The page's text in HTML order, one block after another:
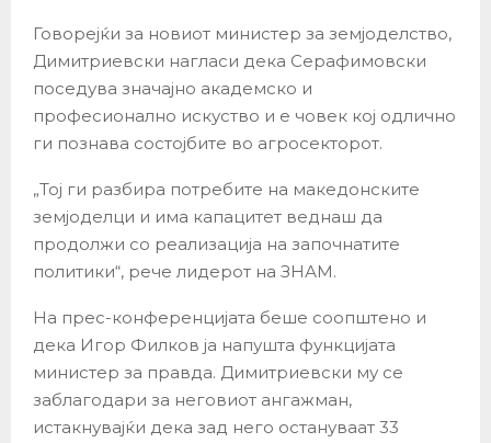
Говорејќи за новиот министер за земјоделство,
Димитриевски нагласи дека Серафимовски
поседува значајно академско и
професионално искуство и е човек кој одлично
ги познава состојбите во агросекторот.
„Тој ги разбира потребите на македонските
земјоделци и има капацитет веднаш да
продолжи со реализација на започнатите
политики“, рече лидерот на ЗНАМ.
На прес-конференцијата беше соопштено и
дека Игор Филков ја напушта функцијата
министер за правда. Димитриевски му се
заблагодари за неговиот ангажман,
истакнувајќи дека зад него остануваат 33